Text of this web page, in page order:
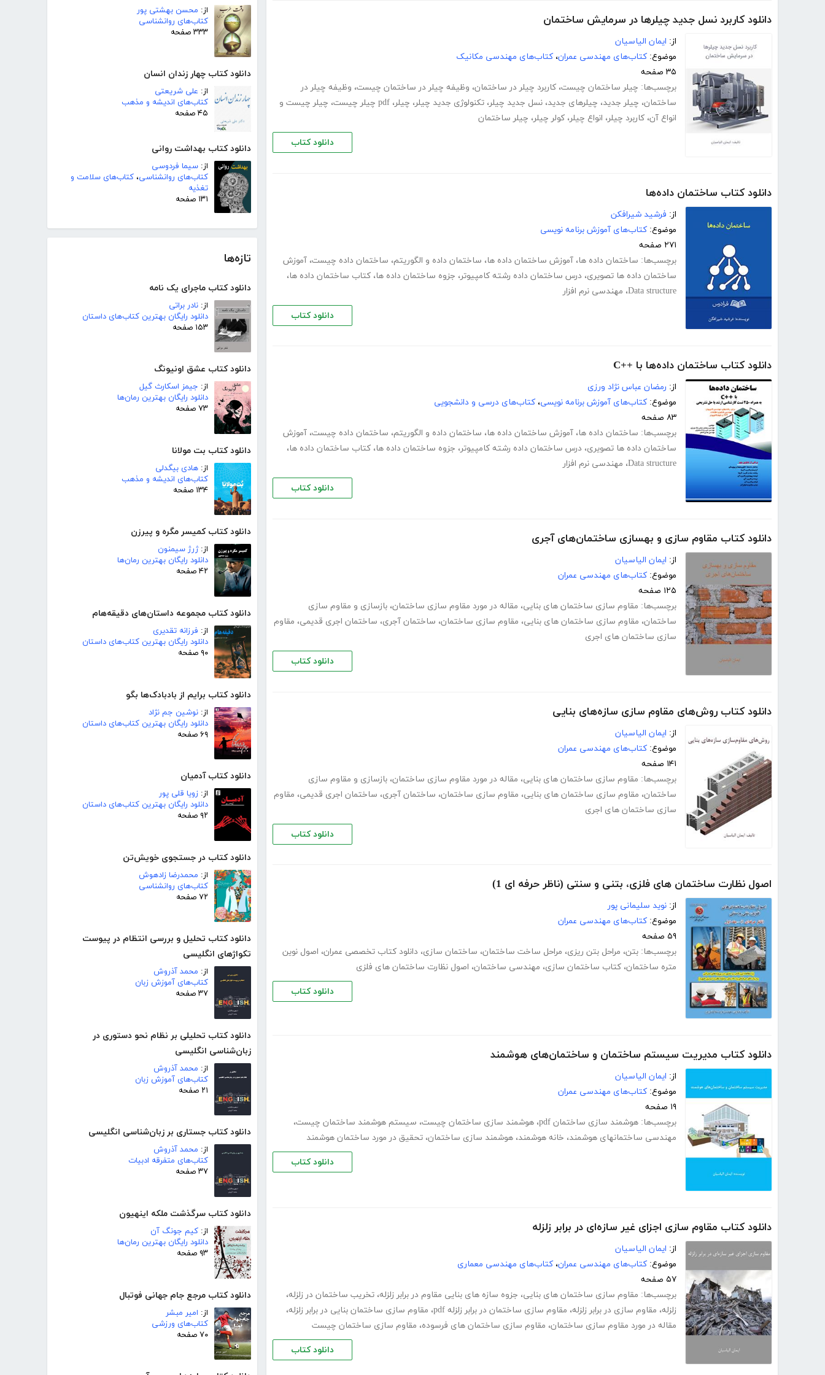
از: محسن بهشتی پور
کتاب‌های روانشناسی
۳۳۳ صفحه
دانلود کتاب چهار زندان انسان
از: علی شریعتی
کتاب‌های اندیشه و مذهب
۴۵ صفحه
دانلود کتاب بهداشت روانی
از: سیما فردوسی
کتاب‌های روانشناسی، کتاب‌های سلامت و
تغذیه
۱۳۱ صفحه
تازه‌ها
دانلود کتاب ماجرای یک نامه
از: نادر براتی
دانلود رایگان بهترین کتاب‌های داستان
۱۵۳ صفحه
دانلود کتاب عشق اونیونگ
از: جیمز اسکارث گیل
دانلود رایگان بهترین رمان‌ها
۷۳ صفحه
دانلود کتاب بت مولانا
از: هادی بیگدلی
کتاب‌های اندیشه و مذهب
۱۳۴ صفحه
دانلود کتاب کمیسر مگره و پیرزن
از:ژرژ سیمنون
دانلود رایگان بهترین رمان‌ها
۴۲ صفحه
دانلود کتاب مجموعه داستان‌های دقیقه‌هام
از: فرزانه تقدیری
دانلود رایگان بهترین کتاب‌های داستان
۹۰ صفحه
دانلود کتاب برایم از بادبادک‌ها بگو
از: نوشین جم نژاد
دانلود رایگان بهترین کتاب‌های داستان
۶۹ صفحه
دانلود کتاب آدمیان
از: زویا قلی پور
دانلود رایگان بهترین کتاب‌های داستان
۹۲ صفحه
دانلود کتاب در جستجوی خویش‌تن
از: محمدرضا زادهوش
کتاب‌های روانشناسی
۷۲ صفحه
دانلود کتاب تحلیل و بررسی انتظام در پیوست
تکواژهای انگلیسی
از: محمد آذروش
کتاب‌های آموزش زبان
۳۷ صفحه
دانلود کتاب تحلیلی بر نظام نحو دستوری در
زبان‌شناسی انگلیسی
از: محمد آذروش
کتاب‌های آموزش زبان
۲۱ صفحه
دانلود کتاب جستاری بر زبان‌شناسی انگلیسی
از: محمد آذروش
کتاب‌های متفرقه ادبیات
۳۷ صفحه
دانلود کتاب سرگذشت ملکه اینهیون
از: کیم جونگ آن
دانلود رایگان بهترین رمان‌ها
۹۳ صفحه
دانلود کتاب مرجع جام جهانی فوتبال
از: امیر مبشر
کتاب‌های ورزشی
۷۰ صفحه
دانلود کاربرد نسل جدید چیلرها در سرمایش ساختمان
از: ایمان الیاسیان
موضوع: کتاب‌های مهندسی عمران، کتاب‌های مهندسی مکانیک
۳۵ صفحه
برچسب‌ها: چیلر ساختمان چیست، کاربرد چیلر در ساختمان، وظیفه چیلر در ساختمان چیست، وظیفه چیلر در
ساختمان، چیلر جدید، چیلرهای جدید، نسل جدید چیلر، تکنولوژی جدید چیلر، چیلر، pdf چیلر چیست ، چیلر چیست و
انواع آن، کاربرد چیلر، انواع چیلر، کولر چیلر، چیلر ساختمان
دانلود کتاب
دانلود کتاب ساختمان داده‌ها
از: فرشید شیرافکن
موضوع: کتاب‌های آموزش برنامه نویسی
۲۷۱ صفحه
برچسب‌ها: ساختمان داده ها، آموزش ساختمان داده ها، ساختمان داده و الگوریتم، ساختمان داده چیست، آموزش
ساختمان داده ها تصویری، درس ساختمان داده رشته کامپیوتر، جزوه ساختمان داده ها، کتاب ساختمان داده ها،
Data structure، مهندسی نرم افزار
دانلود کتاب
دانلود کتاب ساختمان داده‌ها با ++C
از: رمضان عباس نژاد ورزی
موضوع: کتاب‌های آموزش برنامه نویسی، کتاب‌های درسی و دانشجویی
۸۳ صفحه
برچسب‌ها: ساختمان داده ها، آموزش ساختمان داده ها، ساختمان داده و الگوریتم، ساختمان داده چیست، آموزش
ساختمان داده ها تصویری، درس ساختمان داده رشته کامپیوتر، جزوه ساختمان داده ها، کتاب ساختمان داده ها،
Data structure، مهندسی نرم افزار
دانلود کتاب
دانلود کتاب مقاوم سازی و بهسازی ساختمان‌های آجری
از: ایمان الیاسیان
موضوع: کتاب‌های مهندسی عمران
۱۲۵ صفحه
برچسب‌ها: مقاوم سازی ساختمان های بنایی، مقاله در مورد مقاوم سازی ساختمان، بازسازی و مقاوم سازی
ساختمان، مقاوم سازی ساختمان های بنایی، مقاوم سازی ساختمان، ساختمان آجری، ساختمان اجری قدیمی، مقاوم
سازی ساختمان های اجری
دانلود کتاب
دانلود کتاب روش‌های مقاوم سازی سازه‌های بنایی
از: ایمان الیاسیان
موضوع: کتاب‌های مهندسی عمران
۱۴۱ صفحه
برچسب‌ها: مقاوم سازی ساختمان های بنایی، مقاله در مورد مقاوم سازی ساختمان، بازسازی و مقاوم سازی
ساختمان، مقاوم سازی ساختمان های بنایی، مقاوم سازی ساختمان، ساختمان آجری، ساختمان اجری قدیمی، مقاوم
سازی ساختمان های اجری
دانلود کتاب
اصول نظارت ساختمان های فلزی، بتنی و سنتی (ناظر حرفه ای 1)
از: نوید سلیمانی پور
موضوع: کتاب‌های مهندسی عمران
۵۹ صفحه
برچسب‌ها: بتن، مراحل بتن ریزی، مراحل ساخت ساختمان، ساختمان سازی، دانلود کتاب تخصصی عمران، اصول نوین
متره ساختمان، کتاب ساختمان سازی، مهندسی ساختمان، اصول نظارت ساختمان های فلزی
دانلود کتاب
دانلود کتاب مدیریت سیستم ساختمان و ساختمان‌های هوشمند
از: ایمان الیاسیان
موضوع: کتاب‌های مهندسی عمران
۱۹ صفحه
برچسب‌ها: هوشمند سازی ساختمان pdf ، هوشمند سازی ساختمان چیست، سیستم هوشمند ساختمان چیست،
مهندسی ساختمانهای هوشمند، خانه هوشمند، هوشمند سازی ساختمان، تحقیق در مورد ساختمان هوشمند
دانلود کتاب
دانلود کتاب مقاوم سازی اجزای غیر سازه‌ای در برابر زلزله
از: ایمان الیاسیان
موضوع: کتاب‌های مهندسی عمران، کتاب‌های مهندسی معماری
۵۷ صفحه
برچسب‌ها: مقاوم سازی ساختمان های بنایی، جزوه سازه های بنایی مقاوم در برابر زلزله، تخریب ساختمان در زلزله،
زلزله، مقاوم سازی در برابر زلزله، مقاوم سازی ساختمان در برابر زلزله pdf ، مقاوم سازی ساختمان بنایی در برابر زلزله،
مقاله در مورد مقاوم سازی ساختمان، مقاوم سازی ساختمان های فرسوده، مقاوم سازی ساختمان چیست
دانلود کتاب